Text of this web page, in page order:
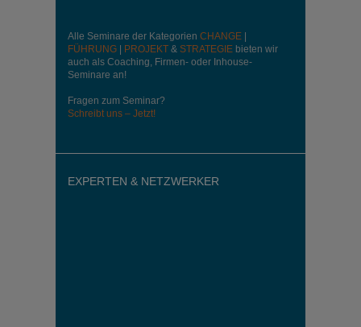
Alle Seminare der Kategorien CHANGE
FÜHRUNG
PROJEKT & STRATEGIE bieten wir
auch als Coaching, Firmen- oder Inhouse-
Seminare an!
Fragen zum Seminar?
Schreibt uns – Jetzt!
EXPERTEN & NETZWERKER